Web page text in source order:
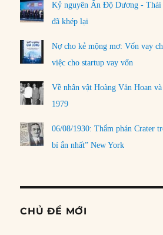
Kỷ nguyên Ấn Độ Dương -
đã khép lại
Nợ cho kẻ mộng mơ: Vốn vay
việc cho startup vay vốn
Về nhân vật Hoàng Văn Hoan
1979
06/08/1930: Thẩm phán Crater
bí ẩn nhất” New York
CHỦ ĐỀ MỚI